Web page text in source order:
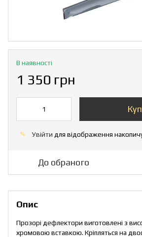
В наявності
1 350 грн
% Увійти для відображення
До обраного
Опис
Прозорі дефлектори виготовлені з
хромовою вставкою. Кріпляться на